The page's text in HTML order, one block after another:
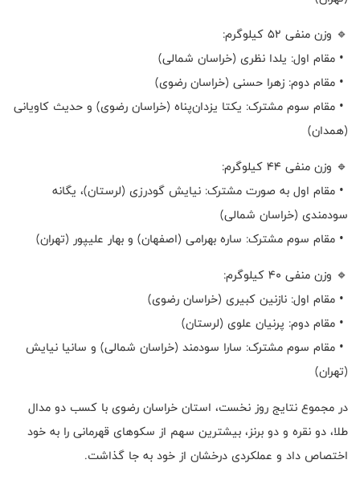
🔹 وزن منفی ۵۲ کیلوگرم:
• مقام اول: یلدا نظری (خراسان شمالی)
• مقام دوم: زهرا حسنی (خراسان رضوی)
• مقام سوم مشترک: یکتا یزدان‌پناه (خراسان رضوی) و حدیث کاویانی
(همدان)
🔹 وزن منفی ۴۴ کیلوگرم:
• مقام اول به صورت مشترک: نیایش گودرزی (لرستان)، یگانه
سودمندی (خراسان شمالی)
• مقام سوم مشترک: ساره بهرامی (اصفهان) و بهار علیپور (تهران)
🔹 وزن منفی ۴۰ کیلوگرم:
• مقام اول: نازنین کبیری (خراسان رضوی)
• مقام دوم: پرنیان علوی (لرستان)
• مقام سوم مشترک: سارا سودمند (خراسان شمالی) و سانیا نیایش
(تهران)
در مجموع نتایج روز نخست، استان خراسان رضوی با کسب دو مدال
طلا، دو نقره و دو برنز، بیشترین سهم از سکوهای قهرمانی را به خود
اختصاص داد و عملکردی درخشان از خود به جا گذاشت.